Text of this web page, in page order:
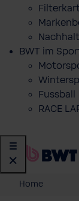
BWT im
Fussball
RACE
Home